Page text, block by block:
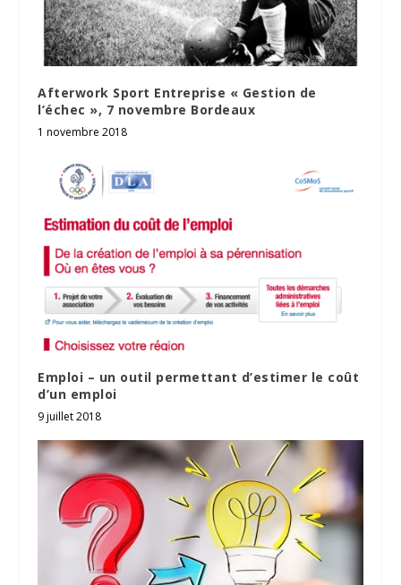
Afterwork Sport Entreprise « Gestion de
l’échec », 7 novembre Bordeaux
1 novembre 2018
Emploi – un outil permettant d’estimer le coût
d’un emploi
9 juillet 2018